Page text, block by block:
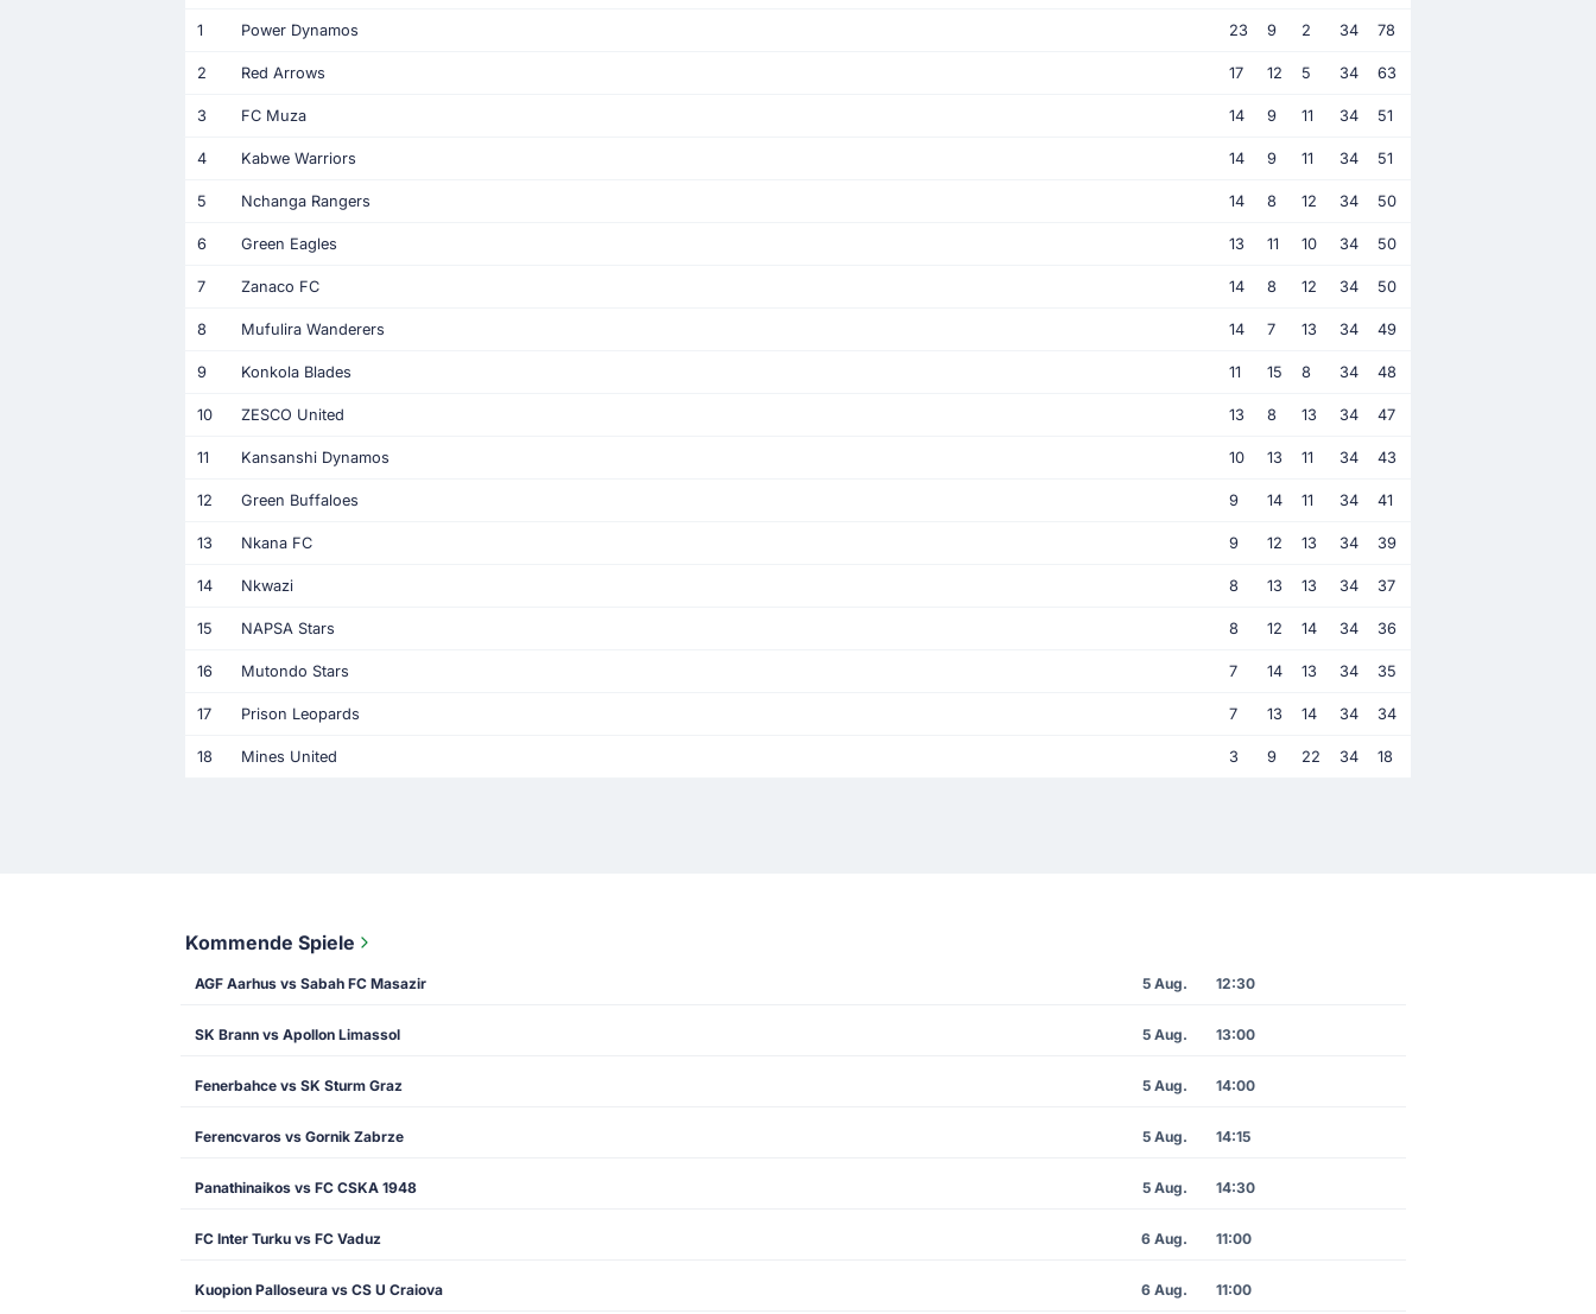
1 Power Dynamos 23 9 2 34 78
2 Red Arrows 17 12 5 34 63
3 FC Muza 14 9 11 34 51
4 Kabwe Warriors 14 9 11 34 51
5 Nchanga Rangers 14 8 12 34 50
6 Green Eagles 13 11 10 34 50
7 Zanaco FC 14 8 12 34 50
8 Mufulira Wanderers 14 7 13 34 49
9 Konkola Blades 11 15 8 34 48
10 ZESCO United 13 8 13 34 47
11 Kansanshi Dynamos 10 13 11 34 43
12 Green Buffaloes 9 14 11 34 41
13 Nkana FC 9 12 13 34 39
14 Nkwazi 8 13 13 34 37
15 NAPSA Stars 8 12 14 34 36
16 Mutondo Stars 7 14 13 34 35
17 Prison Leopards 7 13 14 34 34
18 Mines United 3 9 22 34 18
Kommende Spiele
AGF Aarhus vs Sabah FC Masazir 5 Aug. 12:30
SK Brann vs Apollon Limassol 5 Aug. 13:00
Fenerbahce vs SK Sturm Graz 5 Aug. 14:00
Ferencvaros vs Gornik Zabrze 5 Aug. 14:15
Panathinaikos vs FC CSKA 1948 5 Aug. 14:30
FC Inter Turku vs FC Vaduz 6 Aug. 11:00
Kuopion Palloseura vs CS U Craiova 6 Aug. 11:00